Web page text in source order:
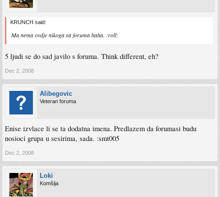
KRUNCH said:
Ma nema ovdje nikoga sa foruma haha. :roll:
5 ljudi se do sad javilo s foruma. Think different, eh?
Dec 2, 2008
Alibegovic
Veteran foruma
Enise izvlace li se ta dodatna imena. Predlazem da forumasi budu
nosioci grupa u sesirima, sada. :smt005
Dec 2, 2008
Loki
Komšija